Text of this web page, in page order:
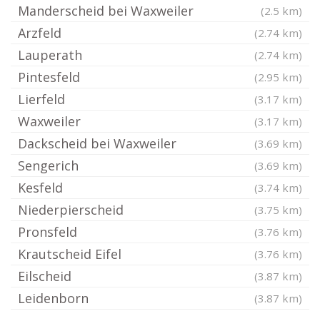
Manderscheid bei Waxweiler (2.5 km)
Arzfeld (2.74 km)
Lauperath (2.74 km)
Pintesfeld (2.95 km)
Lierfeld (3.17 km)
Waxweiler (3.17 km)
Dackscheid bei Waxweiler (3.69 km)
Sengerich (3.69 km)
Kesfeld (3.74 km)
Niederpierscheid (3.75 km)
Pronsfeld (3.76 km)
Krautscheid Eifel (3.76 km)
Eilscheid (3.87 km)
Leidenborn (3.87 km)